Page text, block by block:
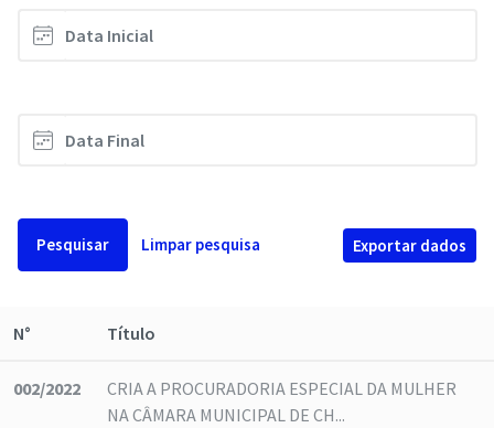
Pesquisar Limpar pesquisa Exportar dados
N° Título
002/2022
CRIA A PROCURADORIA ESPECIAL DA MULHER
NA CÂMARA MUNICIPAL DE CH...